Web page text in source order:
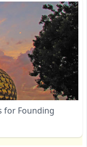
for Founding